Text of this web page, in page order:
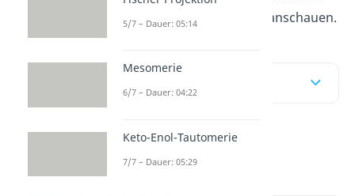
Video
zum Thema anschauen.
Was sind Ketone
5/7 – Dauer: 05:14
Mesomerie
6/7 – Dauer: 04:22
Keto-Enol-Tautomerie
7/7 – Dauer: 05:29